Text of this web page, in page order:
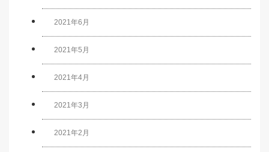
2021年6月
2021年5月
2021年4月
2021年3月
2021年2月